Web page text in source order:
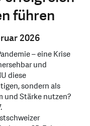
führen
2026
– eine Krise
und
diese
sondern als
und Stärke nutzen?